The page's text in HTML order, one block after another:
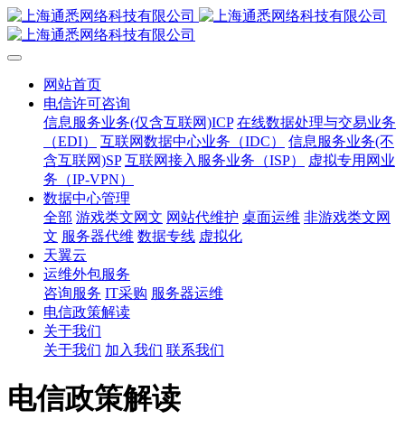
网站首页
电信许可咨询
信息服务业务(仅含互联网)ICP 在线数据处理与交易业务
（EDI）
互联网数据中心业务（IDC）
信息服务业务(不
含互联网)SP 互联网接入服务业务（ISP）
虚拟专用网业
务（IP-VPN）
数据中心管理
全部 游戏类文网文 网站代维护 桌面运维 非游戏类文网
文 服务器代维 数据专线 虚拟化
天翼云
运维外包服务
咨询服务 IT采购 服务器运维
电信政策解读
关于我们
关于我们 加入我们 联系我们
电信政策解读